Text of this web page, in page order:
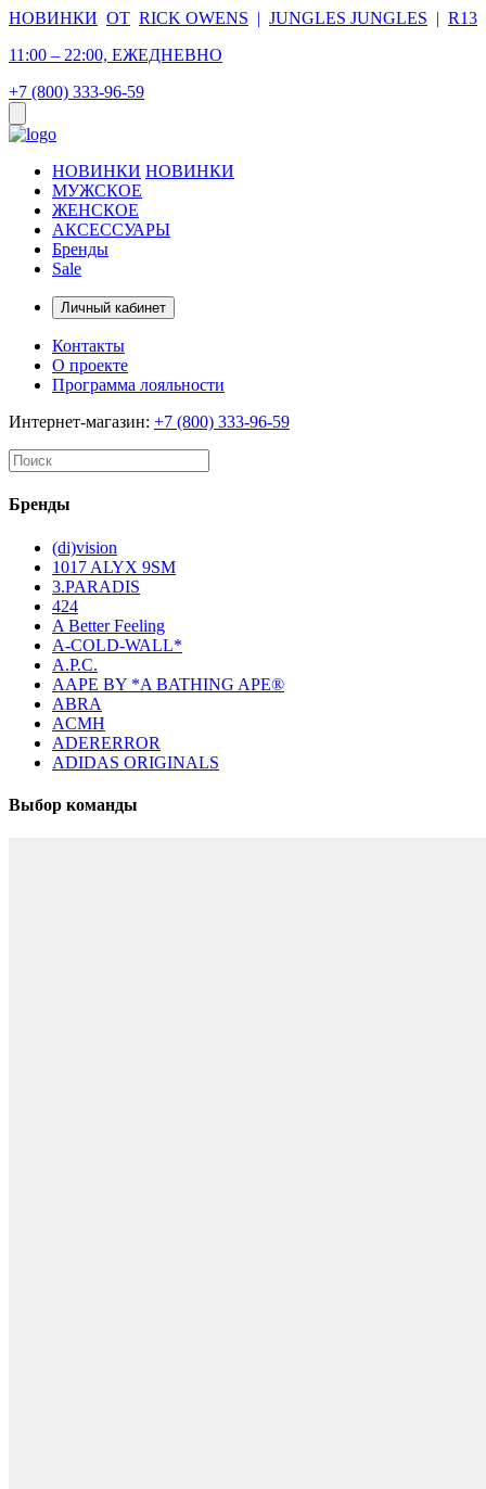
НОВИНКИ ОТ RICK OWENS | JUNGLES JUNGLES | R13
11:00 – 22:00, ЕЖЕДНЕВНО
+7 (800) 333-96-59
НОВИНКИ НОВИНКИ
МУЖСКОЕ
ЖЕНСКОЕ
АКСЕССУАРЫ
Бренды
Sale
Личный кабинет
Контакты
О проекте
Программа лояльности
Интернет-магазин: +7 (800) 333-96-59
Бренды
(di)vision
1017 ALYX 9SM
3.PARADIS
424
A Better Feeling
A-COLD-WALL*
A.P.C.
AAPE BY *A BATHING APE®
ABRA
ACMH
ADERERROR
ADIDAS ORIGINALS
Выбор команды